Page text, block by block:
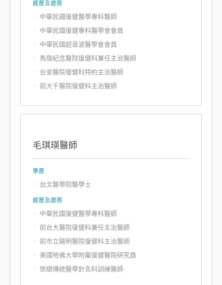
經歷及證照
中華民國復健醫學專科醫師
中華民國復健專科醫學會會員
中華民國超音波醫學會會員
馬偕紀念醫院復健科兼任主治醫師
台安醫院復健科特約主治醫師
前大千醫院復健科主治醫師
毛琪瑛醫師
學歷
台北醫學院醫學士
經歷及證照
中華民國復健醫學專科醫師
前台大醫院復健科兼任主治醫師
前市立陽明醫院復健科主治醫師
美國哈佛大學附屬復健醫院研究員
榮總傳統醫學針灸科訓練醫師